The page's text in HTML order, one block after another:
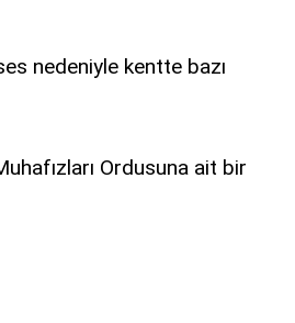
nedeniyle kentte bazı
Ordusuna ait bir